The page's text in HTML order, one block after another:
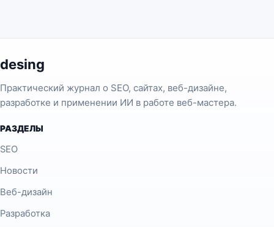
desing
Практический журнал о SEO, сайтах, веб-дизайне,
разработке и применении ИИ в работе веб-мастера.
РАЗДЕЛЫ
SEO
Новости
Веб-дизайн
Разработка